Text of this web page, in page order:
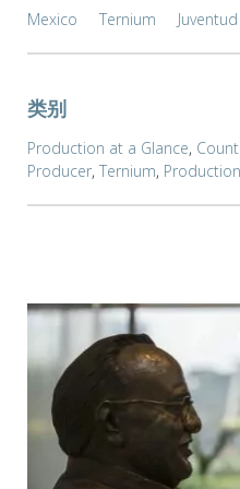
Mexico Ternium Juventud
类别
Production at a Glance,
Producer, Ternium,